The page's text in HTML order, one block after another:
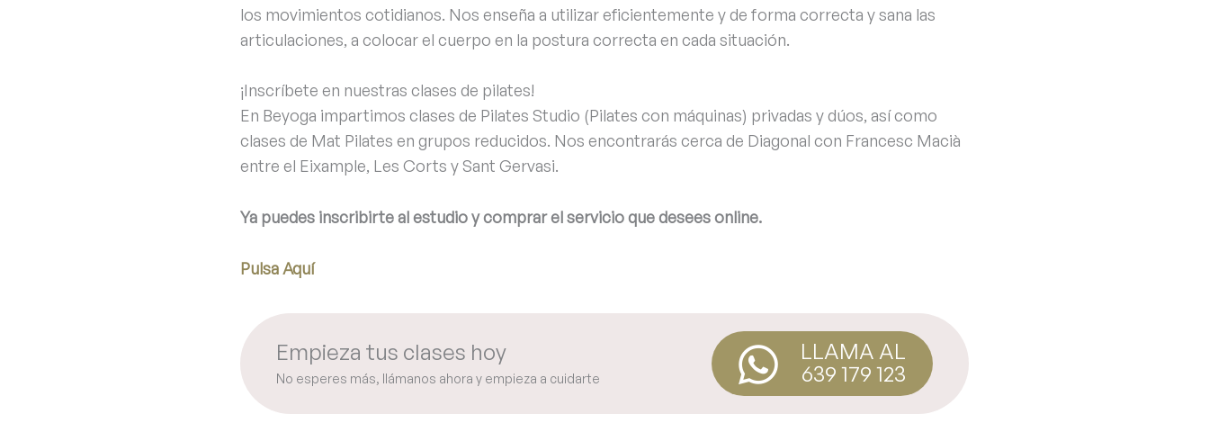
los movimientos cotidianos. Nos enseña a utilizar eficientemente y de forma correcta y sana las
articulaciones, a colocar el cuerpo en la postura correcta en cada situación.
¡Inscríbete en nuestras clases de pilates!
En Beyoga impartimos clases de Pilates Studio (Pilates con máquinas) privadas y dúos, así como
clases de Mat Pilates en grupos reducidos. Nos encontrarás cerca de Diagonal con Francesc Macià
entre el Eixample, Les Corts y Sant Gervasi.
Ya puedes inscribirte al estudio y comprar el servicio que desees online.
Pulsa Aquí
Empieza tus clases hoy
No esperes más, llámanos ahora y empieza a cuidarte
LLAMA AL
639 179 123